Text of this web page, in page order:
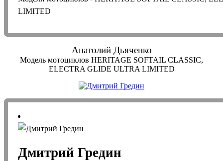
LIMITED
Анатолий Дьяченко
Модель мотоциклов HERITAGE SOFTAIL CLASSIC,
ELECTRA GLIDE ULTRA LIMITED
Дмитрий Гредин